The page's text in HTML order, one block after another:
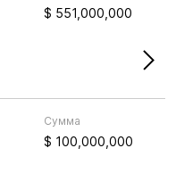
$ 551,000,000
Сумма
$ 100,000,000